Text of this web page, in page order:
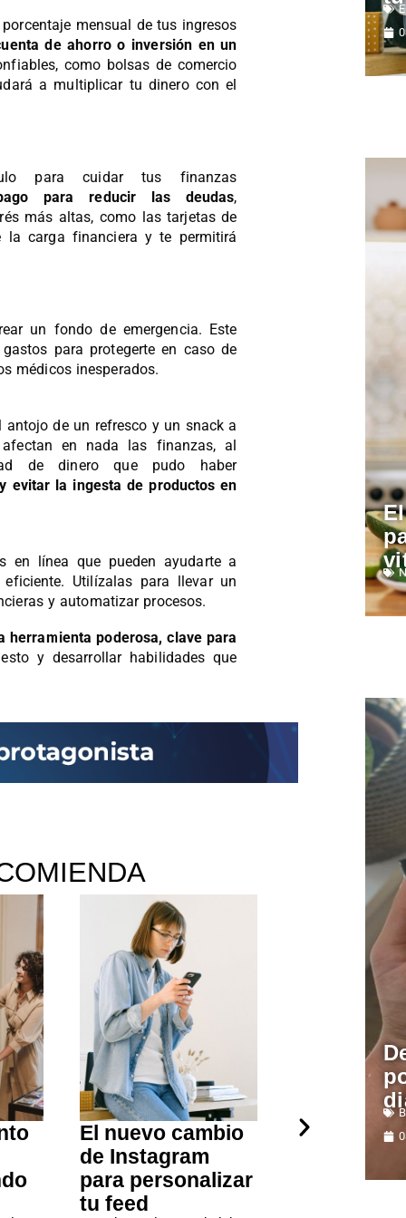
mensual de tus ingresos
de ahorro o inversión en un
como bolsas de comercio
a multiplicar tu dinero con el
para cuidar tus finanzas
para reducir las deudas,
más altas, como las tarjetas de
la carga financiera y te permitirá
un fondo de emergencia. Este
para protegerte en caso de
médicos inesperados.
antojo de un refresco y un snack a
en nada las finanzas, al
de dinero que pudo haber
evitar la ingesta de productos en
en línea que pueden ayudarte a
Utilízalas para llevar un
y automatizar procesos.
herramienta poderosa, clave para
y desarrollar habilidades que
El nuevo cambio
de Instagram
para personalizar
tu feed
Guía
ahorrar al